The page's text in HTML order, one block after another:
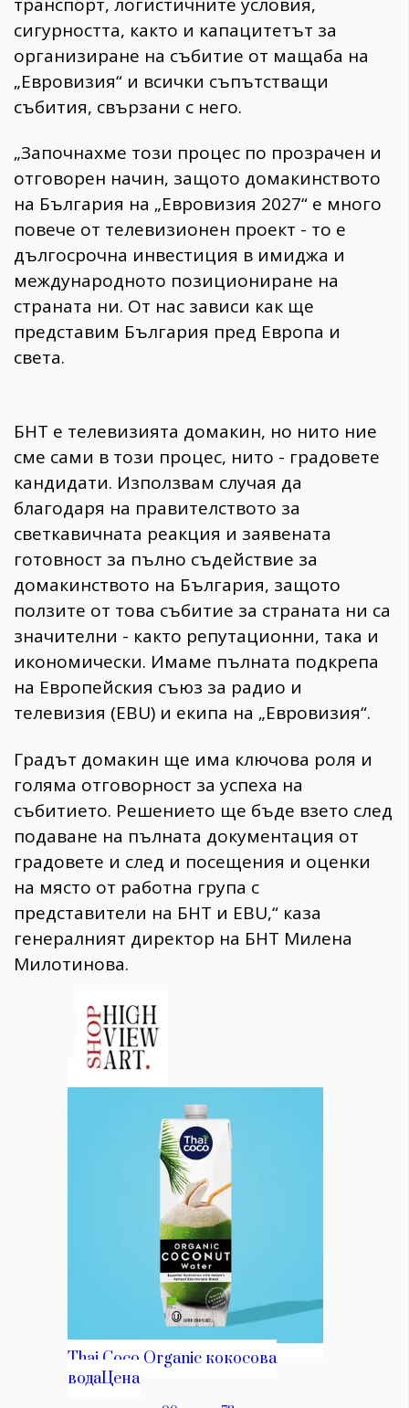
сигурността, както и капацитетът за
организиране на събитие от мащаба на
„Евровизия“ и всички съпътстващи
събития, свързани с него.
„Започнахме този процес по прозрачен и
отговорен начин, защото домакинството
на България на „Евровизия 2027“ е много
повече от телевизионен проект - то е
дългосрочна инвестиция в имиджа и
международното позициониране на
страната ни. От нас зависи как ще
представим България пред Европа и
света.
БНТ е телевизията домакин, но нито ние
сме сами в този процес, нито - градовете
кандидати. Използвам случая да
благодаря на правителството за
светкавичната реакция и заявената
готовност за пълно съдействие за
домакинството на България, защото
ползите от това събитие за страната ни са
значителни - както репутационни, така и
икономически. Имаме пълната подкрепа
на Европейския съюз за радио и
телевизия (EBU) и екипа на „Евровизия“.
Градът домакин ще има ключова роля и
голяма отговорност за успеха на
събитието. Решението ще бъде взето след
подаване на пълната документация от
градовете и след и посещения и оценки
на място от работна група с
представители на БНТ и EBU,“ каза
генералният директор на БНТ Милена
Милотинова.